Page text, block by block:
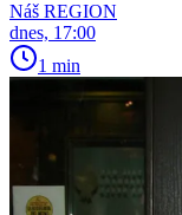
Náš REGION
dnes, 17:00
1 min